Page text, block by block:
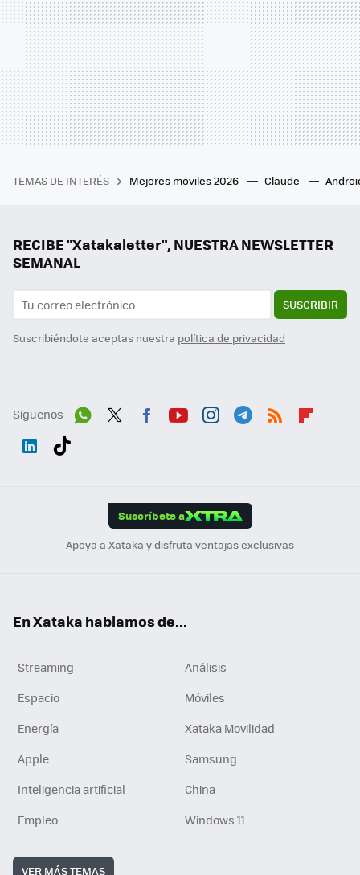
TEMAS DE INTERÉS Mejores moviles 2026 Claude
RECIBE "Xatakaletter", NUESTRA NEWSLETTER
SEMANAL
SUSCRIBIR
Suscribiéndote aceptas nuestra política de privacidad
Síguenos
Suscríbete a
Apoya a Xataka y disfruta ventajas exclusivas
En Xataka hablamos de...
Streaming
Análisis
Espacio
Móviles
Energía
Xataka Movilidad
Apple
Samsung
Inteligencia artificial
China
Empleo
Windows 11
VER MÁS TEMAS